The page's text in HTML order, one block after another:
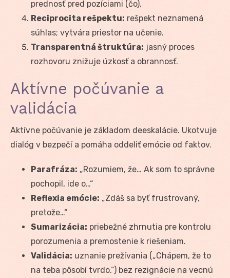
prednosť pred pozíciami (čo).
Reciprocita rešpektu: rešpekt neznamená
súhlas; vytvára priestor na učenie.
Transparentná štruktúra: jasný proces
rozhovoru znižuje úzkosť a obrannosť.
Aktívne počúvanie a
validácia
Aktívne počúvanie je základom deeskalácie. Ukotvuje
dialóg v bezpečí a pomáha oddeliť emócie od faktov.
Parafráza: „Rozumiem, že… Ak som to správne
pochopil, ide o…“
Reflexia emócie: „Zdáš sa byť frustrovaný,
pretože…“
Sumarizácia: priebežné zhrnutia pre kontrolu
porozumenia a premostenie k riešeniam.
Validácia: uznanie prežívania („Chápem, že to
na teba pôsobí tvrdo.“) bez rezignácie na vecnú